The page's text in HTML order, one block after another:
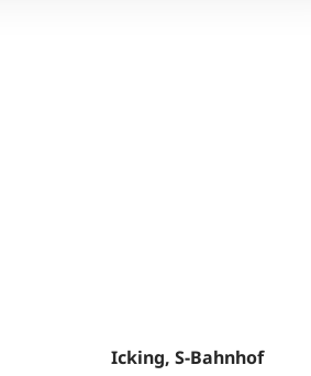
Icking, S-Bahnhof